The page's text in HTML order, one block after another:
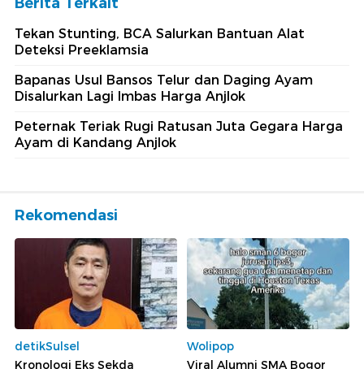
Tekan Stunting, BCA Salurkan Bantuan Alat
Deteksi Preeklamsia
Bapanas Usul Bansos Telur dan Daging Ayam
Disalurkan Lagi Imbas Harga Anjlok
Peternak Teriak Rugi Ratusan Juta Gegara Harga
Ayam di Kandang Anjlok
Rekomendasi
detikSulsel
Kronologi Eks Sekda
Wolipop
Viral Alumni SMA Bogor